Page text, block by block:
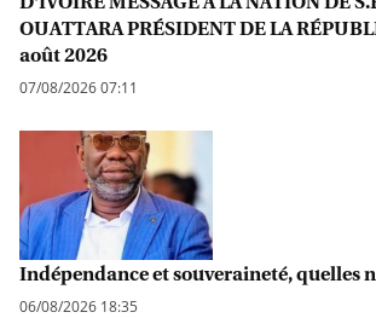
OUATTARA PRÉSIDENT DE LA
août 2026
07/08/2026 07:11
Indépendance et souveraineté, quelles
06/08/2026 18:35